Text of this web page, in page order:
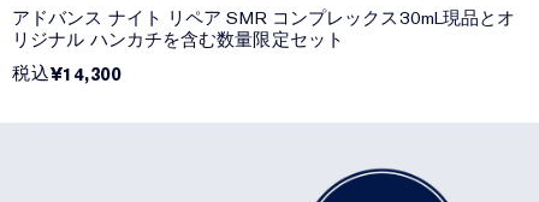
アドバンス ナイト リペア SMR コンプレックス30mL現品とオ
リジナル ハンカチを含む数量限定セット
税込¥14,300